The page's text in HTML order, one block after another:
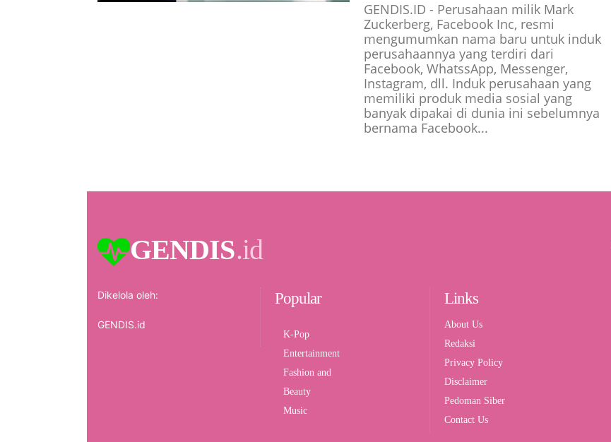
GENDIS.ID - Perusahaan milik Mark
Zuckerberg, Facebook Inc, resmi
mengumumkan nama baru untuk induk
perusahaannya yang terdiri dari
Facebook, WhatssApp, Messenger,
Instagram, dll. Induk perusahaan yang
memiliki produk media sosial yang
banyak dipakai di dunia ini sebelumnya
bernama Facebook...
GENDIS.id
Dikelola oleh:
GENDIS.id
Popular
K-Pop
Entertainment
Fashion and
Beauty
Music
Links
About Us
Redaksi
Privacy Policy
Disclaimer
Pedoman Siber
Contact Us